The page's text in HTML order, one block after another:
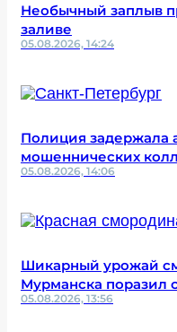
Необычный заплыв
заливе
05.08.2026, 14:24
Полиция задержала
мошеннических
05.08.2026, 14:06
Шикарный урожай
Мурманска поразил
05.08.2026, 13:56